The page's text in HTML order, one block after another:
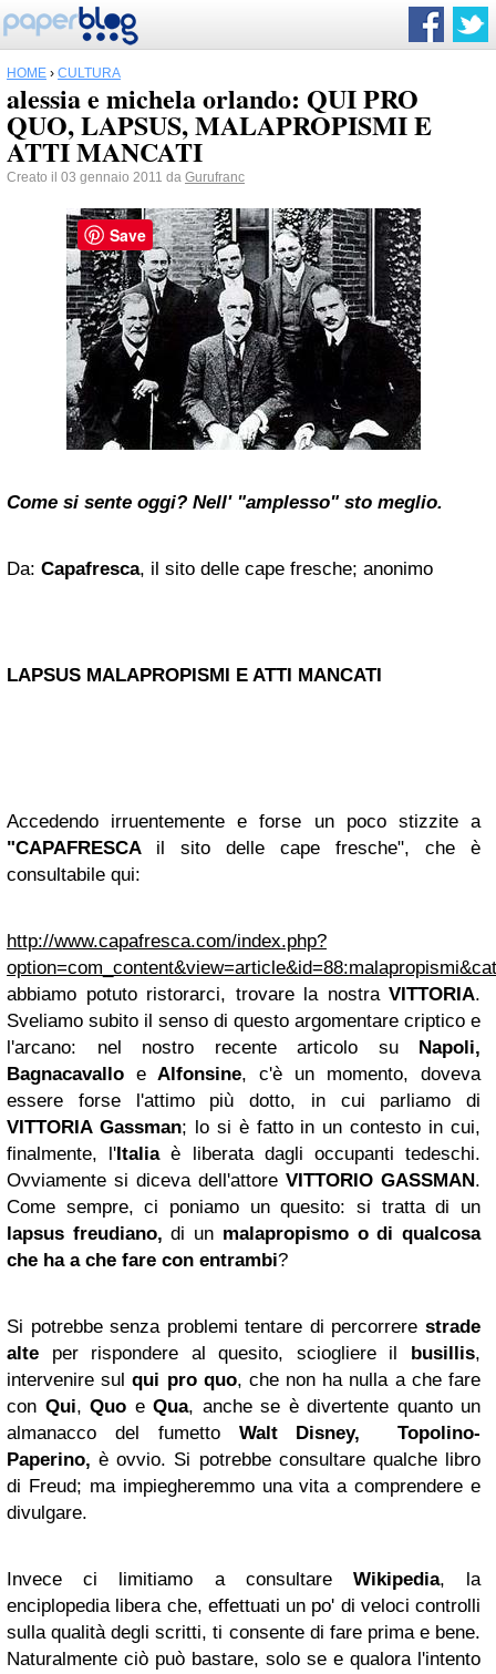
HOME › CULTURA
alessia e michela orlando: QUI PRO
QUO, LAPSUS, MALAPROPISMI E
ATTI MANCATI
Creato il 03 gennaio 2011 da Gurufranc
Come si sente oggi? Nell' "amplesso" sto meglio.
Da: Capafresca, il sito delle cape fresche; anonimo
LAPSUS MALAPROPISMI E ATTI MANCATI
Accedendo irruentemente e forse un poco stizzite a
"CAPAFRESCA il
sito delle cape fresche", che è
consultabile qui:
http://www.capafresca.com/index.php?
abbiamo potuto ristorarci, trovare la nostra VITTORIA.
Sveliamo subito il senso di questo argomentare criptico e
l'arcano: nel nostro recente articolo su Napoli,
Bagnacavallo e Alfonsine, c'è un momento, doveva
essere forse l'attimo più dotto, in cui parliamo di
VITTORIA Gassman; lo si è fatto in un contesto in cui,
finalmente, l'Italiaè liberata dagli occupanti tedeschi.
Ovviamente si diceva dell'attore VITTORIO GASSMAN.
Come sempre, ci poniamo un quesito: si tratta di un
lapsus freudiano, di un malapropismo o di qualcosa
che ha a che fare con entrambi?
Si potrebbe senza problemi tentare di percorrere strade
alte per rispondere al quesito, sciogliere il busillis,
intervenire sulqui pro quo, che non ha nulla a che fare
con Qui, Quo e Qua, anche se è divertente quanto un
almanacco del fumetto Walt Disney,
Topolino-
Paperino,è ovvio. Si potrebbe consultare qualche libro
di Freud; ma impiegheremmo una vita a comprendere e
divulgare.
Invece ci limitiamo a consultare Wikipedia, la
enciplopedia libera che, effettuati un po' di veloci controlli
sulla qualità degli scritti, ti consente di fare prima e bene.
Naturalmente ciò può bastare, solo se e qualora l'intento
Save